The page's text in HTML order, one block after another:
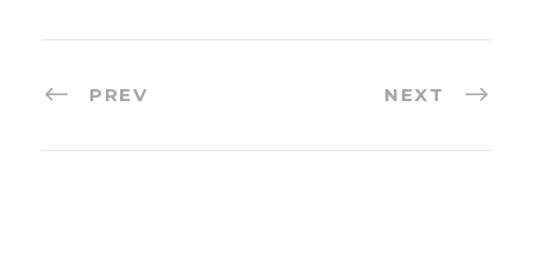
PREV NEXT